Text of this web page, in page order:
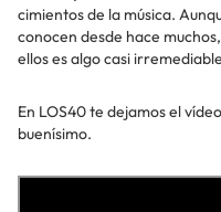
cimientos de la música.
conocen desde hace
ellos es algo casi
En LOS40 te dejamos el
buenísimo.